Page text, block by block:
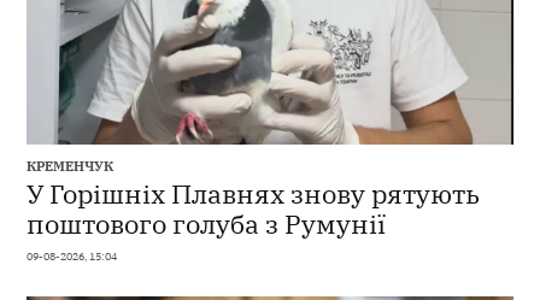
КРЕМЕНЧУК
У Горішніх Плавнях знову рятують
поштового голуба з Румунії
09-08-2026, 15:04